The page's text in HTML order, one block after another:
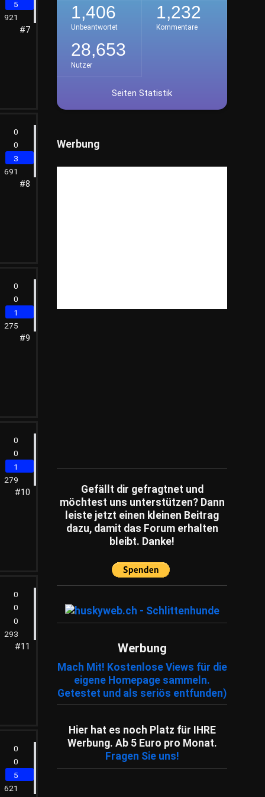
5
921
#7
0
0
3
691
#8
0
0
1
275
#9
0
0
1
279
#10
0
0
0
293
#11
0
0
5
621
Lernsoftware
(2)
Softwareprogramme
Technischer Support
Dienstleistungen
Recht / Gesetze
(50)
Reisen
(609)
Shopping
(825)
Sonstiges
Sport
(239)
Tiere
(199)
Unterhaltung
(79)
Wissensfragen
(186)
Ratespiele
(1)
Fachartikel
(86)
Seiten Statistik
1,406
Unbeantwortet
1,232
Kommentare
28,653
Nutzer
Werbung
Gefällt dir gefragtnet und
möchtest uns unterstützen? Dann
leiste jetzt einen kleinen Beitrag
dazu, damit das Forum erhalten
bleibt. Danke!
Werbung
Mach Mit! Kostenlose Views für die
eigene Homepage sammeln.
Getestet und als seriös entfunden)
Hier hat es noch Platz für IHRE
Werbung. Ab 5 Euro pro Monat.
Fragen Sie uns!